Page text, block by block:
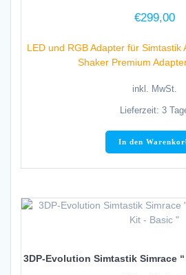
€299,00
LED und RGB Adapter für Simtastik
Shaker Premium
inkl. MwSt.
Lieferzeit: 3
In den
3DP-Evolution Simtastik Simrace